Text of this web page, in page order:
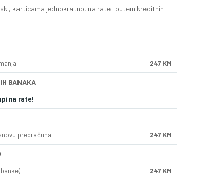
karticama jednokratno, na rate i putem kreditnih
247 KM
BANAKA
na rate!
predračuna 247 KM
247 KM